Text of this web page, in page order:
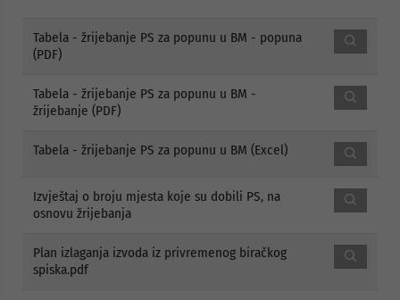
Tabela - žrijebanje PS za popunu u BM - popuna
(PDF)
Tabela - žrijebanje PS za popunu u BM -
žrijebanje (PDF)
Tabela - žrijebanje PS za popunu u BM (Excel)
Izvještaj o broju mjesta koje su dobili PS, na
osnovu žrijebanja
Plan izlaganja izvoda iz privremenog biračkog
spiska.pdf